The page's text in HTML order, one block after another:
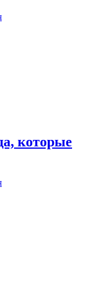
которые